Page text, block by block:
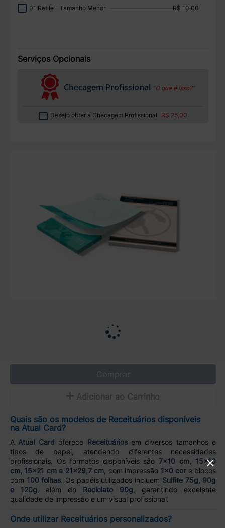
01 Refile - Tamanho Menor R$ 10,00
Serviços Opcionais
Checagem Profissional “O que é isso?”
Desejo obter a Checagem Profissional R$ 25,00
Comprar
Adicionar ao Carrinho
Quais são os modelos de Receituários disponíveis
na Atual Card?
A Atual Card oferece Receituáriosem diversos tamanhos e
tipos de papel, atendendo diferentes necessidades
profissionais. Os formatos disponíveis são 7x10 cm, 15x10
cm, 15x21 cm e 21x29,7 cm , com impressão 1x0 core blocos
com 100 folhas. Os papéis utilizados incluem Sulfite 75g, 90g
e 120g , além do Reciclato 90g , garantindo excelente
qualidade de impressão e um visual profissional.
Onde utilizar Receituários personalizados?
×